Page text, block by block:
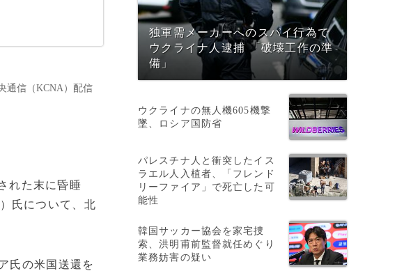
通信（KCNA）配信
れた末に昏睡
）氏について、北
氏の米国送還を
独軍需メーカーへのスパイ行為で
ウクライナ人逮捕 「破壊工作の準
備」
ウクライナの無人機605機撃
墜、ロシア国防省
パレスチナ人と衝突したイス
ラエル人入植者、「フレンド
リーファイア」で死亡した可
能性
韓国サッカー協会を家宅捜
索、洪明甫前監督就任めぐり
業務妨害の疑い